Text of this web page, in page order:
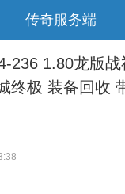
传奇服务端
236 1.80龙版
终极 装备回收